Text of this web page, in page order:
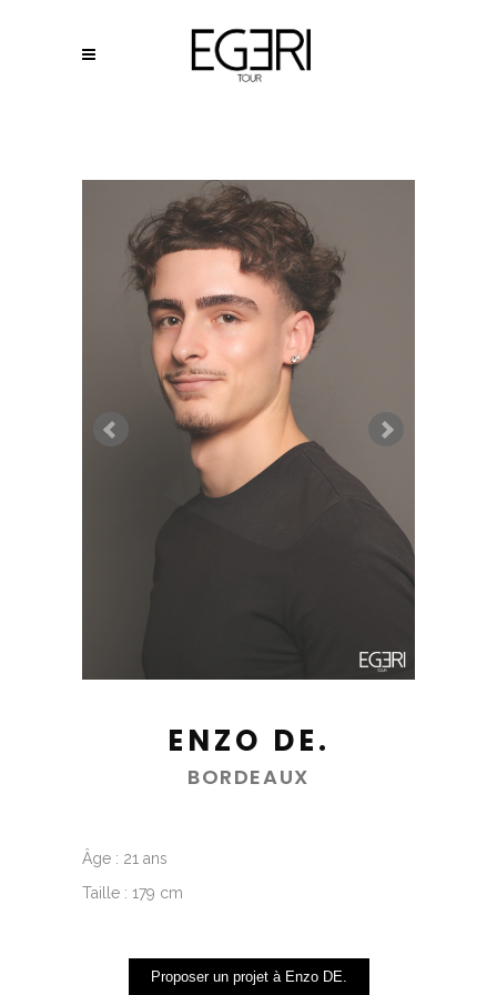
ENZO DE.
BORDEAUX
Âge : 21 ans
Taille : 179 cm
Proposer un projet à Enzo DE.